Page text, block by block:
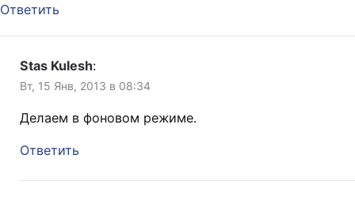
Ответить
Stas Kulesh:
Вт, 15 Янв, 2013 в 08:34
Делаем в фоновом режиме.
Ответить